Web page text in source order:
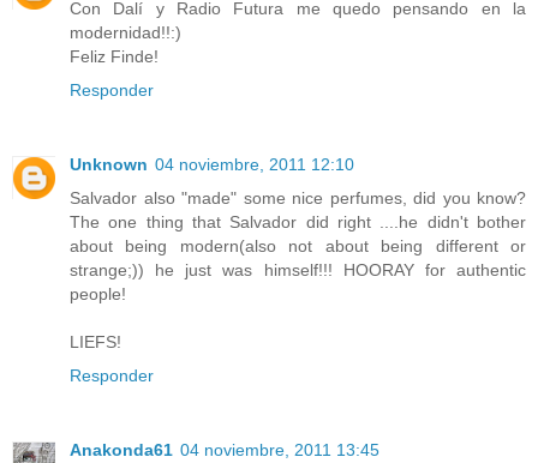
Con Dalí y Radio Futura me quedo pensando en la
modernidad!!:)
Feliz Finde!
Responder
Unknown 04 noviembre, 2011 12:10
Salvador also "made" some nice perfumes, did you know?
The one thing that Salvador did right ....he didn't bother
about being modern(also not about being different or
strange;)) he just was himself!!! HOORAY for authentic
people!
LIEFS!
Responder
Anakonda61 04 noviembre, 2011 13:45